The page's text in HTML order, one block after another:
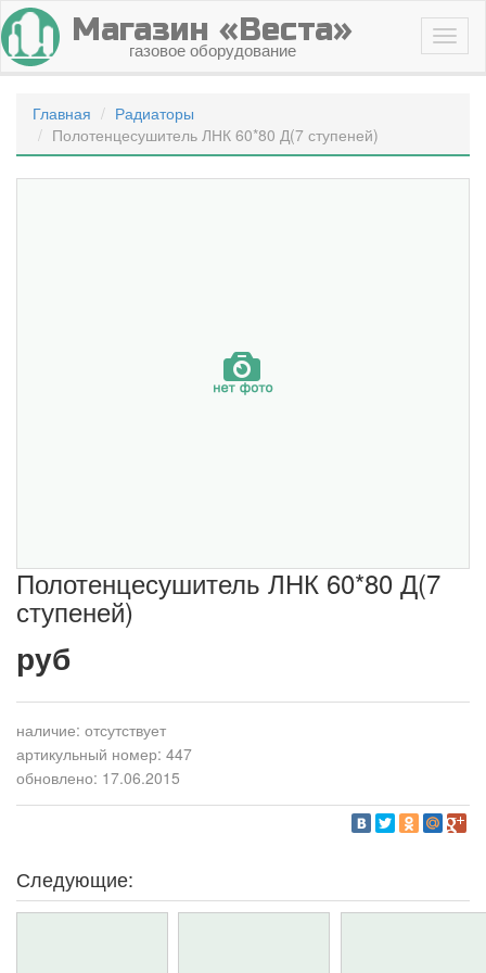
Магазин «Веста»
газовое оборудование
Главная
Радиаторы
Полотенцесушитель ЛНК 60*80 Д(7 ступеней)
Полотенцесушитель ЛНК 60*80 Д(7
ступеней)
руб
наличие: отсутствует
артикульный номер: 447
обновлено: 17.06.2015
Следующие: